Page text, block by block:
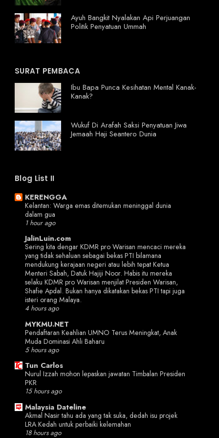
Ayuh Bangkit Nyalakan Api Perjuangan
Politik Penyatuan Ummah
SURAT PEMBACA
Ibu Bapa Punca Kesihatan Mental Kanak-
Kanak?
Wukuf Di Arafah Saksi Penyatuan Jiwa
Jemaah Haji Seantero Dunia
Blog List II
KERENGGA
Kelantan: Warga emas ditemukan meninggal dunia
dalam gua
1 hour ago
JalinLuin.com
Sering kita dengar KDMR pro Warisan mencaci mereka
yang tidak sehaluan sebagai bekas PTI bilamana
mendukung kerajaan negeri atau lebih tepat Ketua
Menteri Sabah, Datuk Hajiji Noor. Habis itu mereka
selaku KDMR pro Warisan menjilat Presiden Warisan,
Shafie Apdal. Bukan hanya dikatakan bekas PTI tapi juga
isteri orang Malaya.
4 hours ago
MYKMU.NET
Pendaftaran Keahlian UMNO Terus Meningkat, Anak
Muda Dominasi Ahli Baharu
5 hours ago
Tun Carlos
Nurul Izzah mohon lepaskan jawatan Timbalan Presiden
PKR
15 hours ago
Malaysia Dateline
Akmal Nasir tahu ada yang tak suka, dedah isu projek
LRA Kedah untuk perbaiki kelemahan
18 hours ago